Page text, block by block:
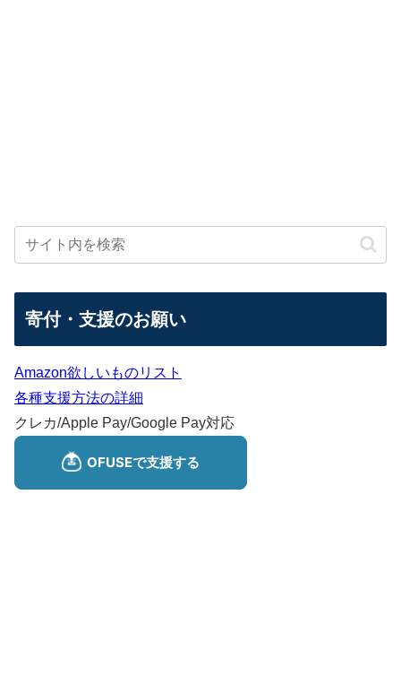
寄付・支援のお願い
Amazon欲しいものリスト
各種支援方法の詳細
クレカ/Apple Pay/Google Pay対応